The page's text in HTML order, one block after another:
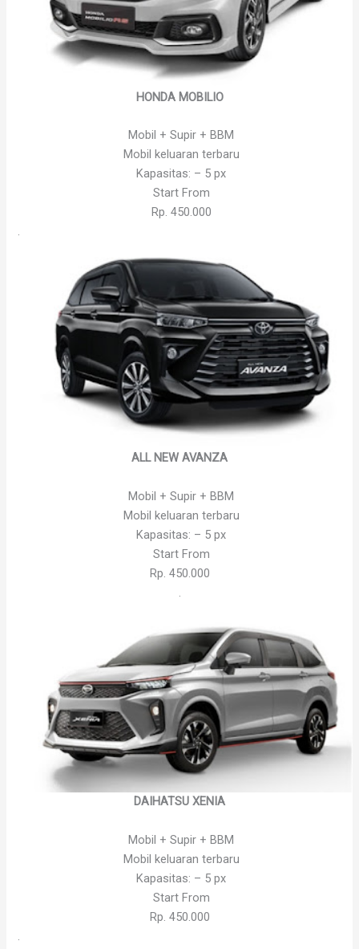
HONDA MOBILIO
Mobil + Supir + BBM
Mobil keluaran terbaru
Kapasitas: – 5 px
Start From
Rp. 450.000
.
ALL NEW AVANZA
Mobil + Supir + BBM
Mobil keluaran terbaru
Kapasitas: – 5 px
Start From
Rp. 450.000
DAIHATSU XENIA
Mobil + Supir + BBM
Mobil keluaran terbaru
Kapasitas: – 5 px
Start From
Rp. 450.000
.